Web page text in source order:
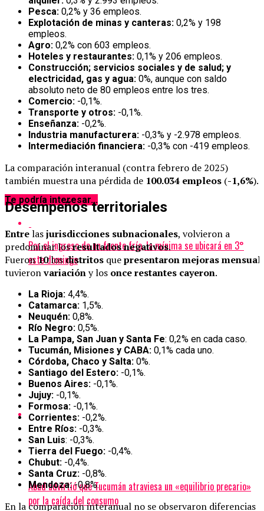
Pesca: 0,2% y 36 empleos.
Explotación de minas y canteras: 0,2% y 198
empleos.
Agro: 0,2% con 603 empleos.
Hoteles y restaurantes: 0,1% y 206 empleos.
Construcción; servicios sociales y de salud; y
electricidad, gas y agua: 0%, aunque con saldo
absoluto neto de 80 empleos entre los tres.
Comercio: -0,1%.
Transporte y otros: -0,1%.
Enseñanza: -0,2%.
Industria manufacturera: -0,3% y -2.978 empleos.
Intermediación financiera: -0,3% con -419 empleos.
La comparación interanual (contra febrero de 2025)
también muestra una pérdida de 100.034 empleos (-1,6%).
Desempeños territoriales
Entrelasjurisdicciones subnacionales, volvieron a
predominar losresultadosnegativos.
Fueron10losdistritos quepresentaronmejoras
tuvieronvariacióny los oncerestantes cayeron.
La Rioja: 4,4%.
Catamarca: 1,5%.
Neuquén: 0,8%.
Río Negro: 0,5%.
La Pampa, San Juan y Santa Fe: 0,2% en cada caso.
Tucumán, Misiones y CABA: 0,1% cada uno.
Córdoba, Chaco y Salta: 0%.
Santiago del Estero: -0,1%.
Buenos Aires: -0,1%.
Jujuy: -0,1%.
Formosa: -0,1%.
Corrientes: -0,2%.
Entre Ríos: -0,3%.
San Luis: -0,3%.
Tierra del Fuego: -0,4%.
Chubut: -0,4%.
Santa Cruz: -0,8%.
Mendoza:-0,8%.
En la comparación interanual no se observaron diferencias
Te podría interesar...
Por el ingreso de un frente frío, la mínima se ubicará en 3°
este domingo
Abad advirtió que Tucumán atraviesa un «equilibrio precario»
por la caída del consumo